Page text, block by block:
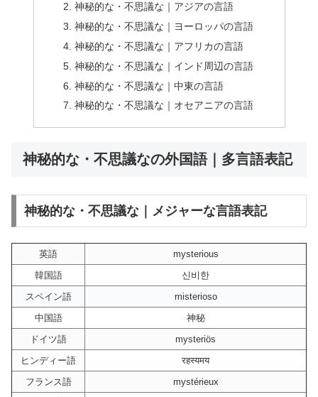
神秘的な・不思議な｜アジアの言語
神秘的な・不思議な｜ヨーロッパの言語
神秘的な・不思議な｜アフリカの言語
神秘的な・不思議な｜インド周辺の言語
神秘的な・不思議な｜中東の言語
神秘的な・不思議な｜オセアニアの言語
神秘的な・不思議なの外国語｜多言語表記
神秘的な・不思議な｜メジャーな言語表記
英語
mysterious
韓国語
신비한
スペイン語
misterioso
中国語
神秘
ドイツ語
mysteriös
ヒンディー語
रहस्यमय
フランス語
mystérieux